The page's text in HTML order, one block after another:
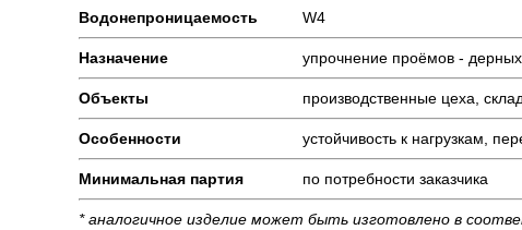
Водонепроницаемость W4
Назначение упрочнение проёмов -
Объекты производственные цеха,
Особенности устойчивость к нагрузкам,
Минимальная партия по потребности заказчика
* аналогичное изделие может быть изготовлено в